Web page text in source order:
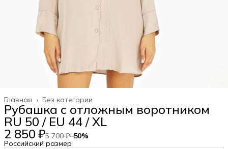
Без категории
Главная ›
Рубашка с отложным воротником
RU 50 / EU 44 / XL
2 850 ₽5 700 ₽−50%
Российский размер